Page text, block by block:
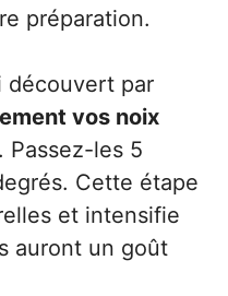
préparation.
découvert par
vos noix
Passez-les 5
Cette étape
et intensifie
auront un goût